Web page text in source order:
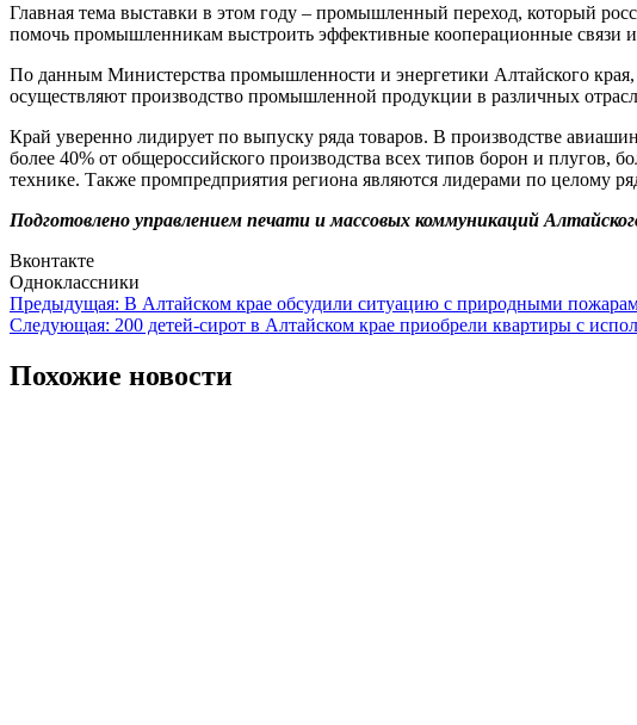
Главная тема выставки в этом году – промышленный переход, который
помочь промышленникам выстроить эффективные кооперационные связи
По данным Министерства промышленности и энергетики Алтайского края,
осуществляют производство промышленной продукции в различных
Край уверенно лидирует по выпуску ряда товаров. В производстве
более 40% от общероссийского производства всех типов борон и плугов,
технике. Также промпредприятия региона являются лидерами по целому
Подготовлено управлением печати и массовых коммуникаций
Вконтакте
Одноклассники
Навигация
по
записям
Предыдущая: В Алтайском крае обсудили ситуацию с природными
Следующая: 200 детей-сирот в Алтайском крае приобрели квартиры с
Похожие новости